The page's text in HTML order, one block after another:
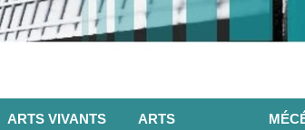
ARTS VIVANTS
ARTS